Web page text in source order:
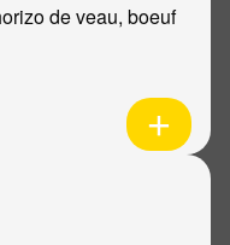
de veau, boeuf